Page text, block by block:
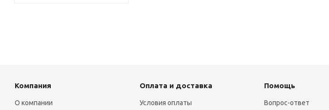
Компания
О компании
Оплата и доставка
Условия оплаты
Помощь
Вопрос-ответ